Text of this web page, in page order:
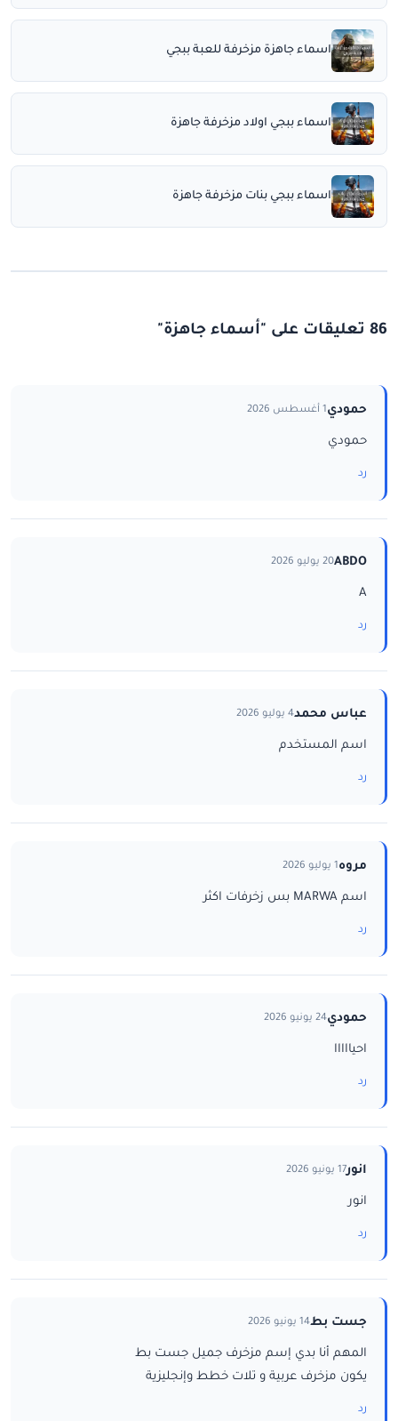
اسماء جاهزة مزخرفة للعبة ببجي
اسماء ببجي اولاد مزخرفة جاهزة
اسماء ببجي بنات مزخرفة جاهزة
86 تعليقات على "أسماء جاهزة"
حمودي1 أغسطس 2026
حمودي
رد
ABDO20 يوليو 2026
A
رد
عباس محمد4 يوليو 2026
اسم المستخدم
رد
مروه1 يوليو 2026
اسم MARWA بس زخرفات اكثر
رد
حمودي24 يونيو 2026
احيااااا
رد
انور17 يونيو 2026
انور
رد
جست بط14 يونيو 2026
المهم أنا بدي إسم مزخرف جميل جست بط
يكون مزخرف عربية و تلات خطط وإنجليزية
رد